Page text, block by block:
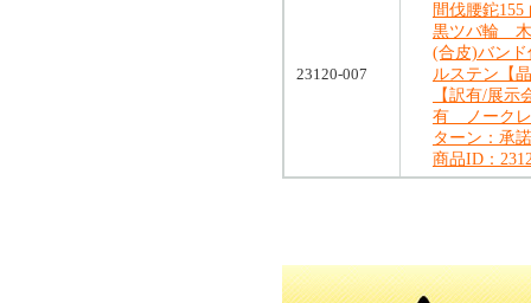
23120-007
間伐腰鉈155
黒ツバ輪 木
(合皮)バン
ルステン【
【訳有/展示
有 ノークレ
ターン：承
商品ID：